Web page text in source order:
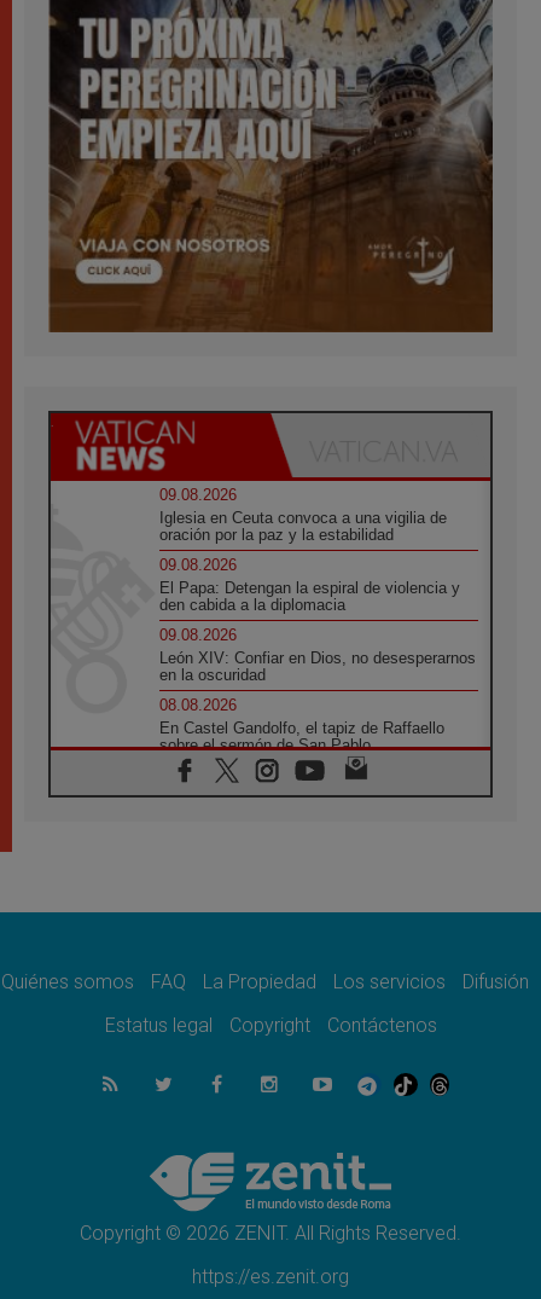
09.08.2026
Iglesia en Ceuta convoca a una vigilia de
oración por la paz y la estabilidad
09.08.2026
El Papa: Detengan la espiral de violencia y
den cabida a la diplomacia
09.08.2026
León XIV: Confiar en Dios, no desesperarnos
en la oscuridad
08.08.2026
En Castel Gandolfo, el tapiz de Raffaello
sobre el sermón de San Pablo
08.08.2026
En Colombia, «la paz no se compra con una
08.08.2026
08.08.2026
del Buen Consejo de Genazzano
Filipinas: el Vicariato Apostólico de Calapán
se convierte en diócesis
Honduras: Los desplazados invisibles de una
crisis olvidada
Quiénes somos FAQ La Propiedad Los servicios
Difusión
Estatus legal
Copyright Contáctenos
Copyright © 2026 ZENIT. All Rights Reserved.
https://es.zenit.org